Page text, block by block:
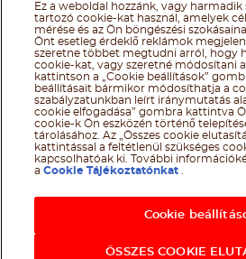
@Ferrero 2026 All rights reserved.
Felhasználás Feltételei
Technikai
adatkezelési
Ez a weboldal hozzánk, vagy harmadik
tartozó cookie-kat használ, amelyek
mérése és az Ön böngészési
Önt esetleg érdeklő reklámok
szeretne többet megtudni arról, hogy
cookie-kat, vagy szeretné módosítani
kattintson a „Cookie beállítások”
beállításait bármikor módosíthatja a
szabályzatunkban leírt iránymutatás
cookie elfogadása” gombra kattintva
cookie-k Ön eszközén történő
tárolásához. Az „Összes cookie
kattintással a feltétlenül szükséges
kapcsolhatóak ki. További
aCookie Tájékoztatónkat
Cookie
ÖSSZES COOKIE